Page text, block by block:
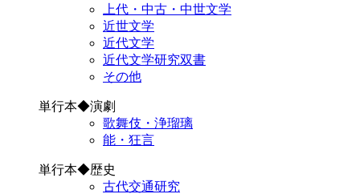
上代・中古・中世文学
近世文学
近代文学
近代文学研究双書
その他
単行本◆演劇
歌舞伎・浄瑠璃
能・狂言
単行本◆歴史
古代交通研究